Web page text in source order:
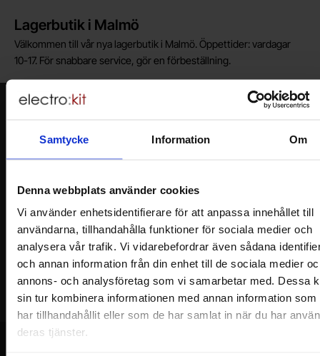
Samtycke Information Om
Denna webbplats använder cookies
Vi använder enhetsidentifierare för att anpassa innehållet till
användarna, tillhandahålla funktioner för sociala medier och
analysera vår trafik. Vi vidarebefordrar även sådana
och annan information från din enhet till de sociala medier
annons- och analysföretag som vi samarbetar med. Dessa
sin tur kombinera informationen med annan information som
har tillhandahållit eller som de har samlat in när du har
deras tjänster.
Lagerbutik i Malmö
Välkommen till vår nya lagerbutik i Malmö. Öppettider: vardagar
10-17. För snabbare service, gör en förbeställning.
Jag önskar erbjudanden, rabatter och produktnyheter direkt till min
Du kommer att få ca 1 utskick / månad. Avbryt enkelt när du vill.
Ditt namn
Din e-post